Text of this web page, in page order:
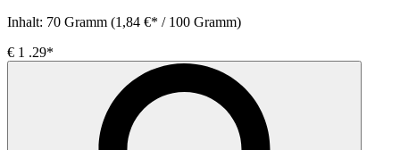
Inhalt: 70 Gramm (1,84 €* / 100 Gramm)
€ 1 .29*